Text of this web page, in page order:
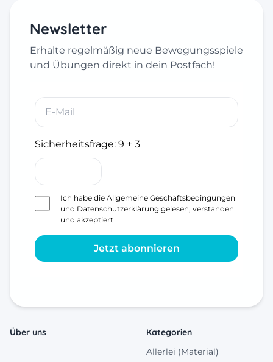
Newsletter
Erhalte regelmäßig neue Bewegungsspiele
und Übungen direkt in dein Postfach!
Sicherheitsfrage: 9 + 3
Ich habe die Allgemeine Geschäftsbedingungen
und Datenschutzerklärung gelesen, verstanden
und akzeptiert
Jetzt abonnieren
Über uns
Kategorien
Allerlei (Material)